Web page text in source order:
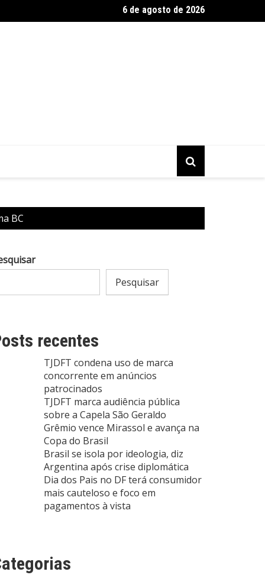
vence Mirassol e avança na Copa do Brasil
6 de agosto de 2026
BC
Pesquisar
recentes
TJDFT condena uso de marca
concorrente em anúncios
patrocinados
TJDFT marca audiência pública
sobre a Capela São Geraldo
Grêmio vence Mirassol e avança na
Copa do Brasil
Brasil se isola por ideologia, diz
Argentina após crise diplomática
Dia dos Pais no DF terá consumidor
mais cauteloso e foco em
pagamentos à vista